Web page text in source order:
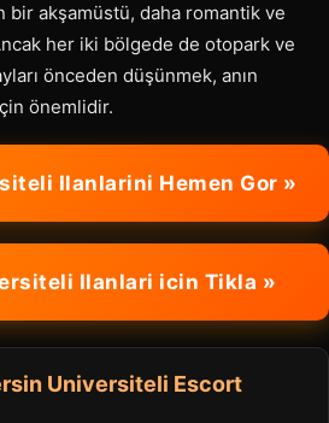
bir akşamüstü, daha romantik ve
her iki bölgede de otopark ve
önceden düşünmek, anın
önemlidir.
Ilanlarini Hemen Gor »
Ilanlari icin Tikla »
Universiteli Escort